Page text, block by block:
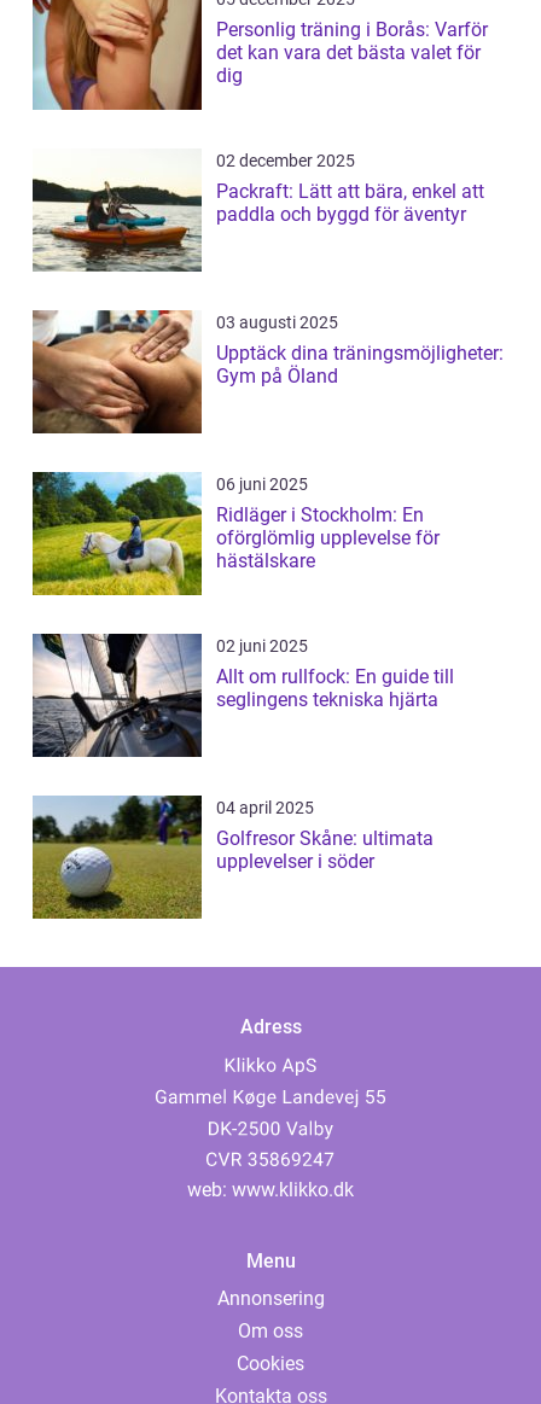
Personlig träning i Borås: Varför
det kan vara det bästa valet för
dig
02 december 2025
Packraft: Lätt att bära, enkel att
paddla och byggd för äventyr
03 augusti 2025
Upptäck dina träningsmöjligheter:
Gym på Öland
06 juni 2025
Ridläger i Stockholm: En
oförglömlig upplevelse för
hästälskare
02 juni 2025
Allt om rullfock: En guide till
seglingens tekniska hjärta
04 april 2025
Golfresor Skåne: ultimata
upplevelser i söder
Adress
web: www.klikko.dk
Menu
Annonsering
Om oss
Cookies
Kontakta oss